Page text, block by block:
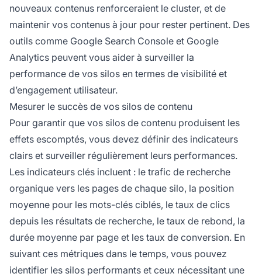
nouveaux contenus renforceraient le cluster, et de
maintenir vos contenus à jour pour rester pertinent. Des
outils comme Google Search Console et Google
Analytics peuvent vous aider à surveiller la
performance de vos silos en termes de visibilité et
d’engagement utilisateur.
Mesurer le succès de vos silos de contenu
Pour garantir que vos silos de contenu produisent les
effets escomptés, vous devez définir des indicateurs
clairs et surveiller régulièrement leurs performances.
Les indicateurs clés incluent : le trafic de recherche
organique vers les pages de chaque silo, la position
moyenne pour les mots-clés ciblés, le taux de clics
depuis les résultats de recherche, le taux de rebond, la
durée moyenne par page et les taux de conversion. En
suivant ces métriques dans le temps, vous pouvez
identifier les silos performants et ceux nécessitant une